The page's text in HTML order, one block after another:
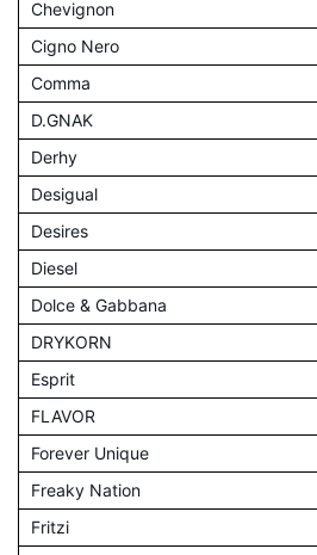
Chevignon
Cigno Nero
Comma
D.GNAK
Derhy
Desigual
Desires
Diesel
Dolce & Gabbana
DRYKORN
Esprit
FLAVOR
Forever Unique
Freaky Nation
Fritzi